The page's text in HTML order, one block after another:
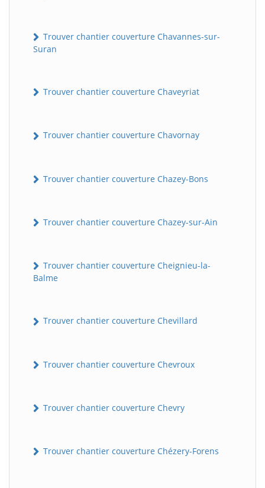
Trouver chantier couverture Chavannes-sur-
Suran
Trouver chantier couverture Chaveyriat
Trouver chantier couverture Chavornay
Trouver chantier couverture Chazey-Bons
Trouver chantier couverture Chazey-sur-Ain
Trouver chantier couverture Cheignieu-la-
Balme
Trouver chantier couverture Chevillard
Trouver chantier couverture Chevroux
Trouver chantier couverture Chevry
Trouver chantier couverture Chézery-Forens